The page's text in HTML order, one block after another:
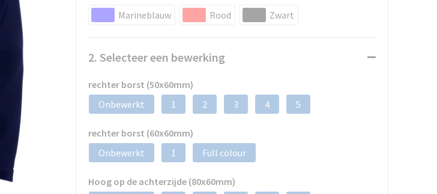
Marineblauw Rood Zwart
2. Selecteer een bewerking
rechter borst (50x60mm)
Onbewerkt
1 2 3 4 5
rechter borst (60x60mm)
Onbewerkt
1 Full colour
Hoog op de achterzijde (80x60mm)